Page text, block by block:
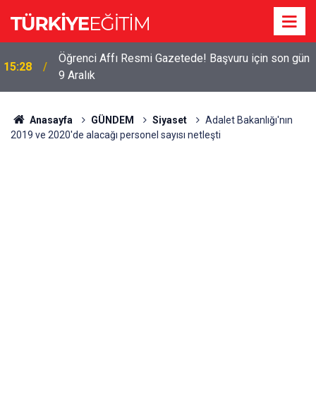
15:28
Öğrenci Affı Resmi Gazetede! Başvuru için son gün
9 Aralık
Anasayfa GÜNDEM Siyaset
Adalet Bakanlığı'nın
2019 ve 2020'de alacağı personel sayısı netleşti